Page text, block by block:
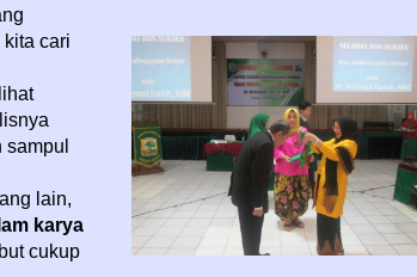
cari
lain,
karya
cukup